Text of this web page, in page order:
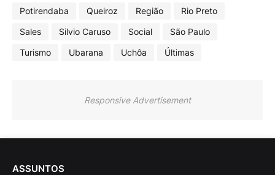
Potirendaba
Queiroz Região
Rio Preto
Sales
Silvio Caruso Social
São Paulo
Turismo
Ubarana Uchôa Últimas
Responsive Advertisement
ASSUNTOS